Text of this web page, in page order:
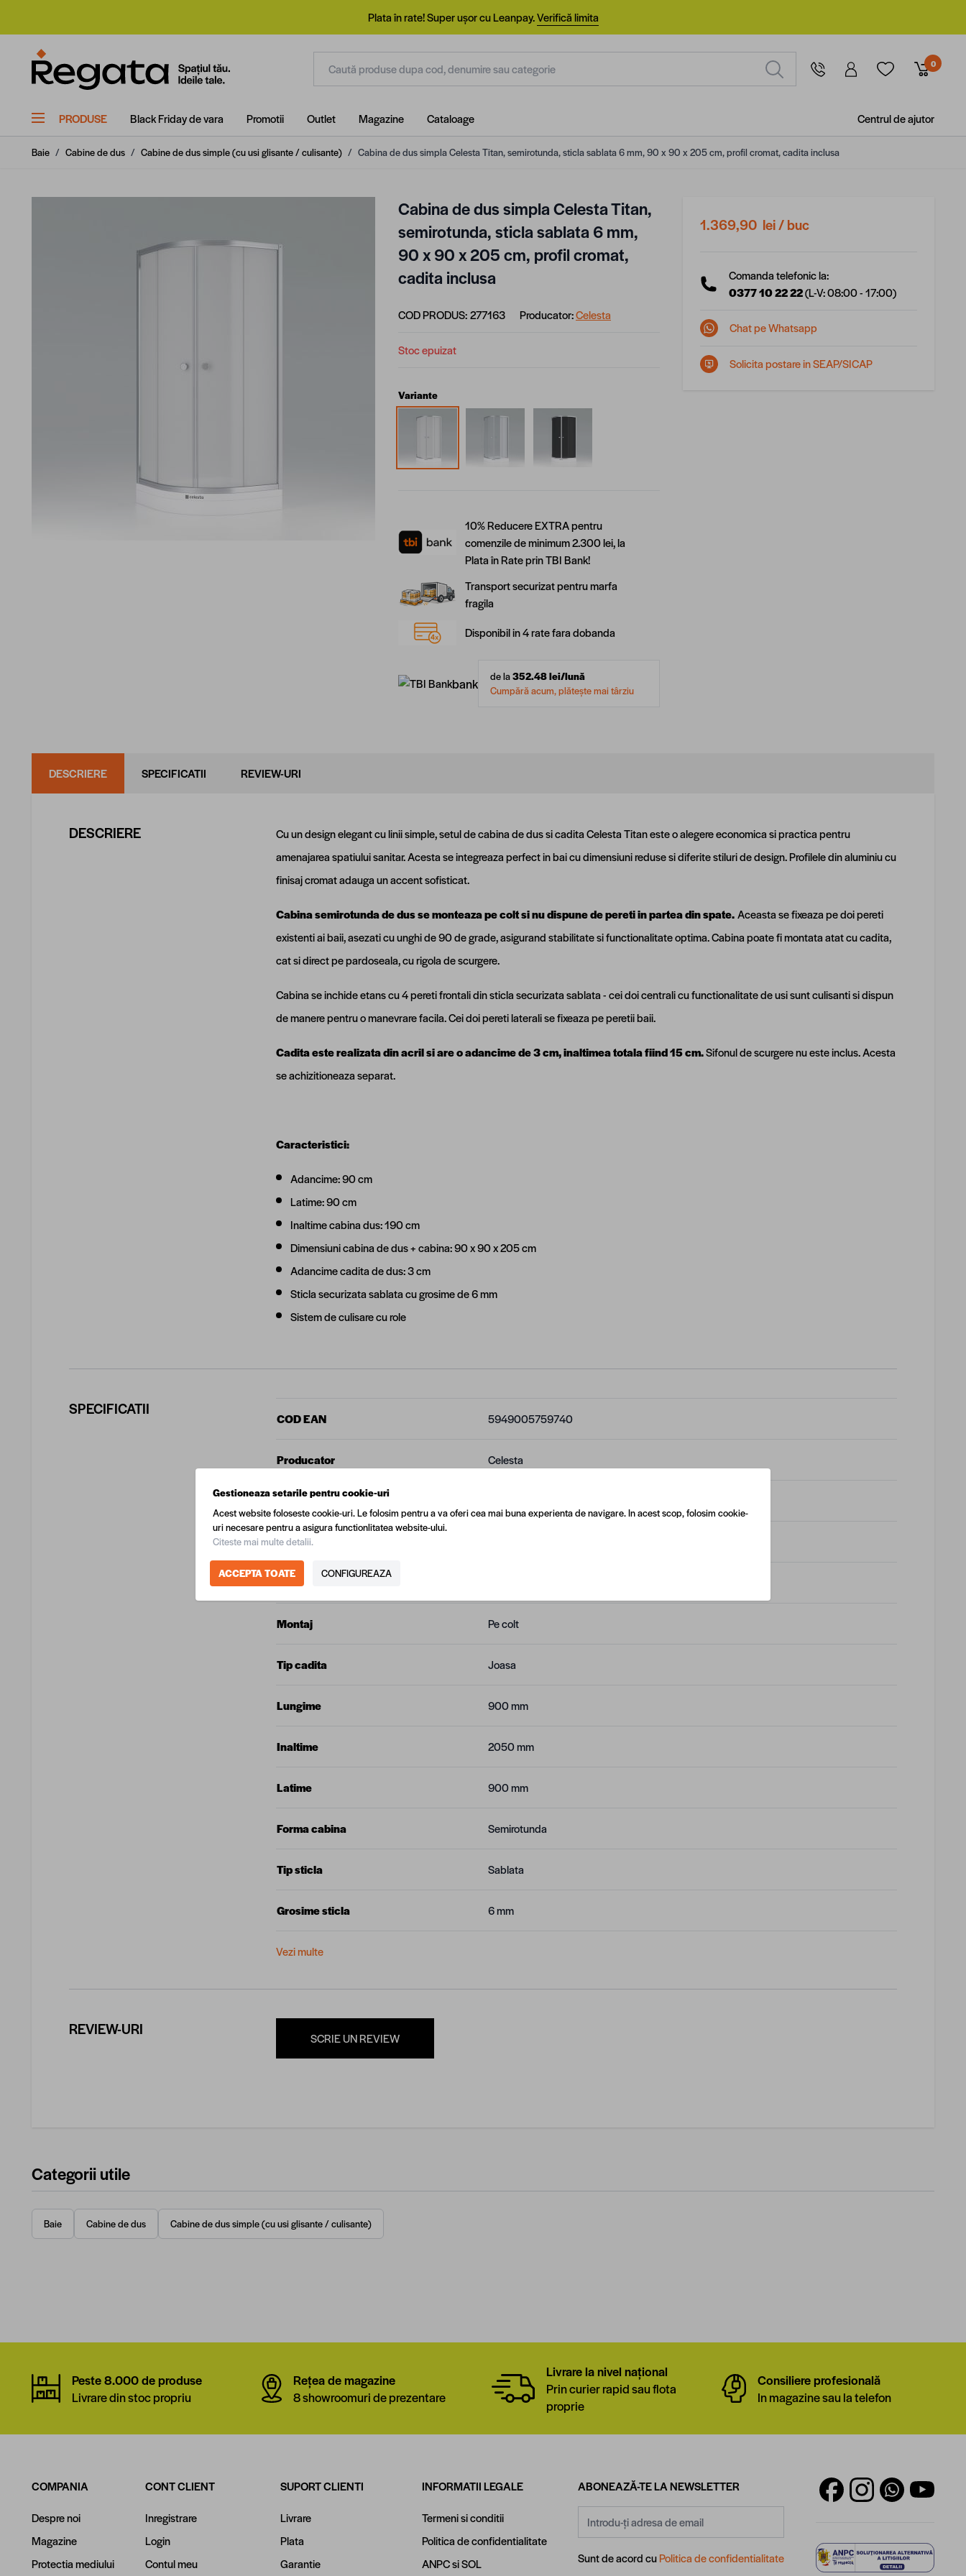
Plata în rate! Super ușor cu Leanpay.Verifică limita
0
PRODUSE Black Friday de vara Promotii Outlet Magazine Cataloage Centrul de ajutor
Baie / Cabine de dus / Cabine de dus simple (cu usi glisante / culisante) / Cabina de dus simpla Celesta Titan, semirotunda, sticla sablata 6 mm, 90 x 90 x 205 cm, profil cromat, cadita inclusa
Cabina de dus simpla Celesta Titan,
semirotunda, sticla sablata 6 mm,
90 x 90 x 205 cm, profil cromat,
cadita inclusa
COD PRODUS:277163 Producator:Celesta
Stoc epuizat
Variante
10% Reducere EXTRA pentru
comenzile de minimum 2.300 lei, la
Plata în Rate prin TBI Bank!
Transport securizat pentru marfa
fragila
Disponibil in 4 rate fara dobanda
bank de la352.48lei/lună
Cumpără acum, plătește mai târziu
1.369,90 lei/ buc
Comanda telefonic la:
0377 10 22 22(L-V: 08:00 - 17:00)
Chat pe Whatsapp
Solicita postare in SEAP/SICAP
DESCRIERE SPECIFICATII REVIEW-URI
DESCRIERE
Cu un design elegant cu linii simple, setul de cabina de dus si cadita Celesta Titan este o alegere economica si practica pentru
amenajarea spatiului sanitar. Acesta se integreaza perfect in bai cu dimensiuni reduse si diferite stiluri de design. Profilele din aluminiu cu
finisaj cromat adauga un accent sofisticat.
Cabina semirotunda de dus se monteaza pe colt si nu dispune de pereti in partea din spate.Aceasta se fixeaza pe doi pereti
existenti ai baii, asezati cu unghi de 90 de grade, asigurand stabilitate si functionalitate optima. Cabina poate fi montata atat cu cadita,
cat si direct pe pardoseala, cu rigola de scurgere.
Cabina se inchide etans cu 4 pereti frontali din sticla securizata sablata - cei doi centrali cu functionalitate de usi sunt culisanti si dispun
de manere pentru o manevrare facila. Cei doi pereti laterali se fixeaza pe peretii baii.
Cadita este realizata din acril si are o adancime de 3 cm, inaltimea totala fiind 15 cm.Sifonul de scurgere nu este inclus. Acesta
se achizitioneaza separat.
Caracteristici:
Adancime: 90 cm
Latime: 90 cm
Inaltime cabina dus: 190 cm
Dimensiuni cabina de dus + cabina: 90 x 90 x 205 cm
Adancime cadita de dus: 3 cm
Sticla securizata sablata cu grosime de 6 mm
Sistem de culisare cu role
SPECIFICATII
COD EAN 5949005759740
Producator Celesta
Dimensiune
Greutate (kg)
Tip material
Montaj Pe colt
Tip cadita Joasa
Lungime 900 mm
Inaltime 2050 mm
Latime 900 mm
Forma cabina Semirotunda
Tip sticla Sablata
Grosime sticla 6 mm
Vezi multe
REVIEW-URI SCRIE UN REVIEW
Categorii utile
Baie Cabine de dus Cabine de dus simple (cu usi glisante / culisante)
Peste 8.000 de produse
Livrare din stoc propriu
Rețea de magazine
8 showroomuri de prezentare
Livrare la nivel național
Prin curier rapid sau flota
proprie
Consiliere profesională
In magazine sau la telefon
COMPANIA
Despre noi
Magazine
Protectia mediului
CONT CLIENT
Inregistrare
Login
Contul meu
SUPORT CLIENTI
Livrare
Plata
Garantie
INFORMATII LEGALE
Termeni si conditii
Politica de confidentialitate
ANPCsiSOL
ABONEAZĂ-TE LA NEWSLETTER
Sunt de acord cuPolitica de confidentialitate
Gestioneaza setarile pentru cookie-uri
Acest website foloseste cookie-uri. Le folosim pentru a va oferi cea mai buna experienta de navigare. In acest scop, folosim cookie-
uri necesare pentru a asigura functionlitatea website-ului.
Citeste mai multe detalii.
ACCEPTA TOATE CONFIGUREAZA